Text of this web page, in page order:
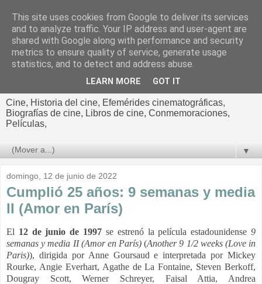
El cultural
cinematográfico de Jorge
Cine, Historia del cine, Efemérides cinematográficas,
Biografías de cine, Libros de cine, Conmemoraciones,
Películas,
▼
domingo, 12 de junio de 2022
Cumplió 25 años: 9 semanas y media
II (Amor en París)
El 12 de junio de 1997 se estrenó la película estadounidense 9
semanas y media II (Amor en París) (Another 9 1/2 weeks (Love in
Paris)), dirigida por Anne Goursaud e interpretada por Mickey
Rourke, Angie Everhart, Agathe de La Fontaine, Steven Berkoff,
Dougray Scott, Werner Schreyer, Faisal Attia, Andrea
This site uses cookies from Google to deliver its services
and to analyze traffic. Your IP address and user-agent are
shared with Google along with performance and security
metrics to ensure quality of service, generate usage
statistics, and to detect and address abuse.
LEARN MORE GOT IT